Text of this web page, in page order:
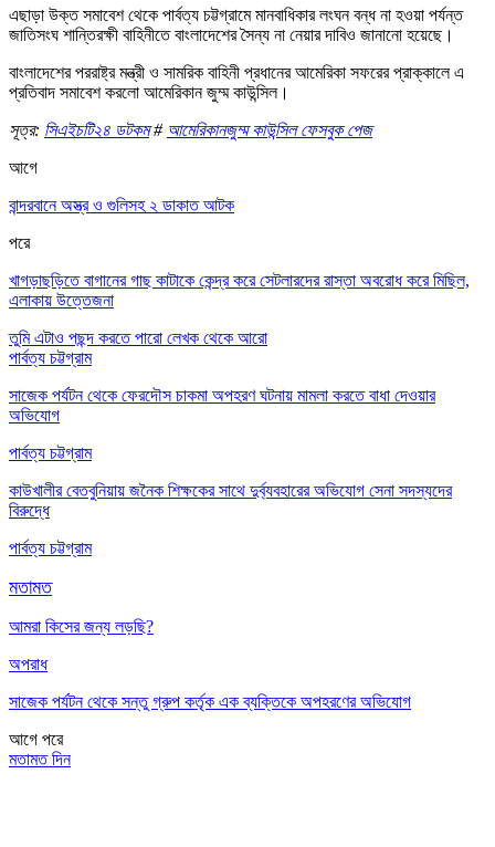
এছাড়া উক্ত সমাবেশ থেকে পার্বত্য চট্টগ্রামে মানবাধিকার লংঘন বন্ধ না হওয়া পর্যন্ত
জাতিসংঘ শান্তিরক্ষী বাহিনীতে বাংলাদেশের সৈন্য না নেয়ার দাবিও জানানো হয়েছে।
বাংলাদেশের পররাষ্ট্র মন্ত্রী ও সামরিক বাহিনী প্রধানের আমেরিকা সফরের প্রাক্কালে এ
প্রতিবাদ সমাবেশ করলো আমেরিকান জুম্ম কাউন্সিল।
সূত্র: সিএইচটি২৪ ডটকম# আমেরিকানজুম্ম কাউন্সিল ফেসবুক পেজ
আগে
বান্দরবানে অস্ত্র ও গুলিসহ ২ ডাকাত আটক
পরে
খাগড়াছড়িতে বাগানের গাছ কাটাকে কেন্দ্র করে সেটলারদের রাস্তা অবরোধ করে মিছিল,
এলাকায় উত্তেজনা
তুমি এটাও পছন্দ করতে পারো লেখক থেকে আরো
পার্বত্য চট্টগ্রাম
সাজেক পর্যটন থেকে ফেরদৌস চাকমা অপহরণ ঘটনায় মামলা করতে বাধা দেওয়ার
অভিযোগ
পার্বত্য চট্টগ্রাম
কাউখালীর বেতবুনিয়ায় জনৈক শিক্ষকের সাথে দুর্ব্যবহারের অভিযোগ সেনা সদস্যদের
বিরুদ্ধে
পার্বত্য চট্টগ্রাম
মতামত
আমরা কিসের জন্য লড়ছি?
অপরাধ
সাজেক পর্যটন থেকে সন্তু গ্রুপ কর্তৃক এক ব্যক্তিকে অপহরণের অভিযোগ
আগে পরে
মতামত দিন